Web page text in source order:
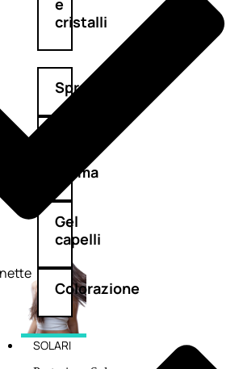
e
cristalli
Spray
crema
Gel
capelli
Colorazione
SOLARI